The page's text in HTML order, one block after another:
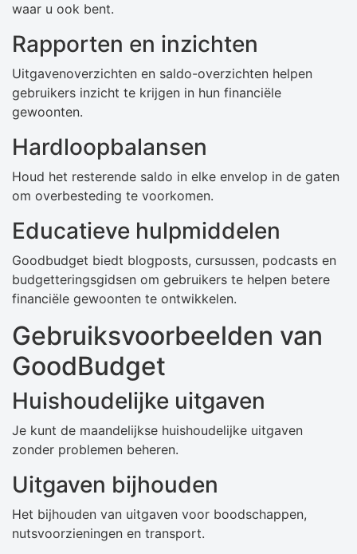
waar u ook bent.
Rapporten en inzichten
Uitgavenoverzichten en saldo-overzichten helpen
gebruikers inzicht te krijgen in hun financiële
gewoonten.
Hardloopbalansen
Houd het resterende saldo in elke envelop in de gaten
om overbesteding te voorkomen.
Educatieve hulpmiddelen
Goodbudget biedt blogposts, cursussen, podcasts en
budgetteringsgidsen om gebruikers te helpen betere
financiële gewoonten te ontwikkelen.
Gebruiksvoorbeelden van
GoodBudget
Huishoudelijke uitgaven
Je kunt de maandelijkse huishoudelijke uitgaven
zonder problemen beheren.
Uitgaven bijhouden
Het bijhouden van uitgaven voor boodschappen,
nutsvoorzieningen en transport.